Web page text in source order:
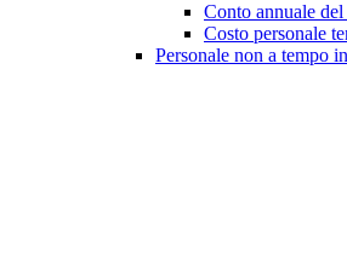
Conto annuale del
Costo personale
Personale non a tempo